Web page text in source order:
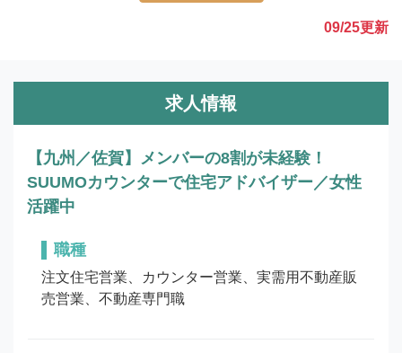
09/25更新
求人情報
【九州／佐賀】メンバーの8割が未経験！
SUUMOカウンターで住宅アドバイザー／女性
活躍中
職種
注文住宅営業、カウンター営業、実需用不動産販
売営業、不動産専門職